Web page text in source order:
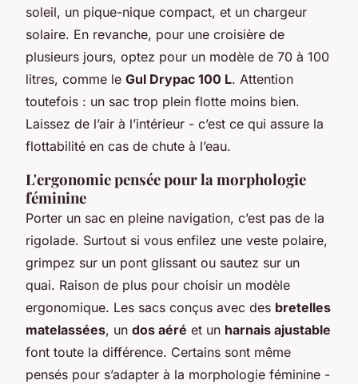
soleil, un pique-nique compact, et un chargeur
solaire. En revanche, pour une croisière de
plusieurs jours, optez pour un modèle de 70 à 100
litres, comme le Gul Drypac 100 L. Attention
toutefois : un sac trop plein flotte moins bien.
Laissez de l’air à l’intérieur - c’est ce qui assure la
flottabilité en cas de chute à l’eau.
L'ergonomie pensée pour la morphologie
féminine
Porter un sac en pleine navigation, c’est pas de la
rigolade. Surtout si vous enfilez une veste polaire,
grimpez sur un pont glissant ou sautez sur un
quai. Raison de plus pour choisir un modèle
ergonomique. Les sacs conçus avec des bretelles
matelassées, un dos aéré et un harnais ajustable
font toute la différence. Certains sont même
pensés pour s’adapter à la morphologie féminine -